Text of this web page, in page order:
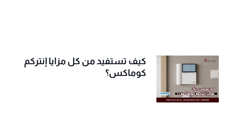
كيف تستفيد من كل مزايا إنتركم
كوماكس؟